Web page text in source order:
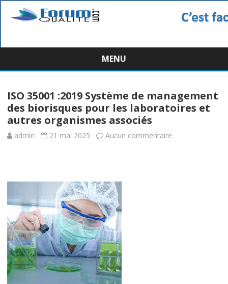
MENU
Skip
content
ISO 35001 :2019 Système de management
des biorisques pour les laboratoires et
autres organismes associés
admin 21 mai 2025 Aucun commentaire